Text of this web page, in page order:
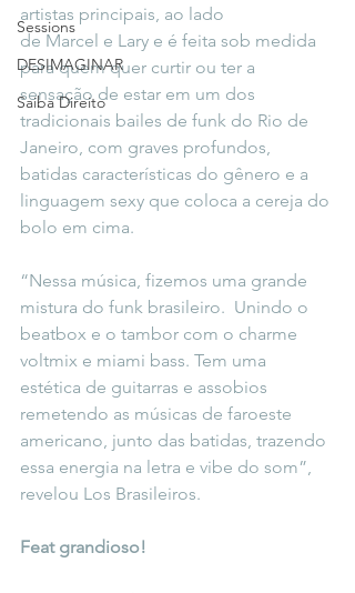
Sessions
DESIMAGINAR
Saiba Direito
artistas principais, ao lado
de Marcel e Lary e é feita sob medida
para quem quer curtir ou ter a
sensação de estar em um dos
tradicionais bailes de funk do Rio de
Janeiro, com graves profundos,
batidas características do gênero e a
linguagem sexy que coloca a cereja do
bolo em cima.
“Nessa música, fizemos uma grande
mistura do funk brasileiro.  Unindo o
beatbox e o tambor com o charme
voltmix e miami bass. Tem uma
estética de guitarras e assobios
remetendo as músicas de faroeste
americano, junto das batidas, trazendo
essa energia na letra e vibe do som”,
revelou Los Brasileiros.
Feat grandioso!